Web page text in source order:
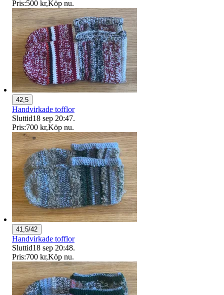
Pris:500 kr,Köp nu.
42,5
Handvirkade tofflor
Sluttid18 sep 20:47.
Pris:700 kr,Köp nu.
41,5/42
Handvirkade tofflor
Sluttid18 sep 20:48.
Pris:700 kr,Köp nu.